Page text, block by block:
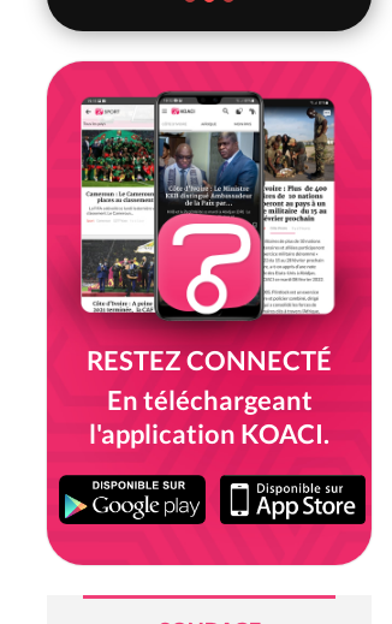
RESTEZ CONNECTÉ
En téléchargeant
l'application KOACI.